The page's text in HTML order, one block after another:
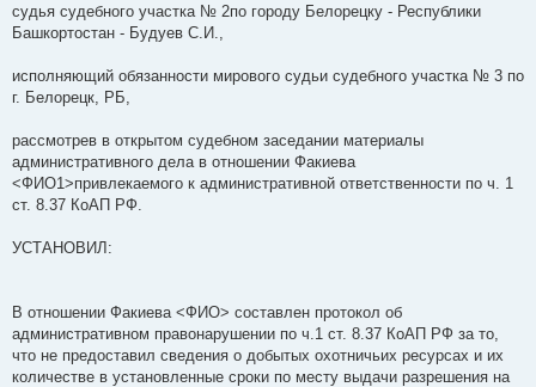
судья судебного участка № 2по городу Белорецку - Республики
Башкортостан - Будуев С.И.,
исполняющий обязанности мирового судьи судебного участка № 3 по
г. Белорецк, РБ,
рассмотрев в открытом судебном заседании материалы
административного дела в отношении Факиева
<ФИО1>привлекаемого к административной ответственности по ч. 1
ст. 8.37 КоАП РФ.
УСТАНОВИЛ:
В отношении Факиева <ФИО> составлен протокол об
административном правонарушении по ч.1 ст. 8.37 КоАП РФ за то,
что не предоставил сведения о добытых охотничьих ресурсах и их
количестве в установленные сроки по месту выдачи разрешения на